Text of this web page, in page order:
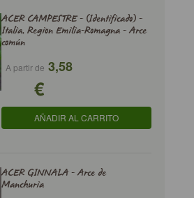
ACER CAMPESTRE - (Identificado) -
Italia, Region Emilia-Romagna - Arce
común
A partir de 3,58
€
AÑADIR AL CARRITO
ACER GINNALA - Arce de
Manchuria